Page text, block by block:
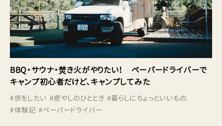
BBQ・サウナ・焚き火がやりたい！ ペーパードライバーで
キャンプ初心者だけど、キャンプしてみた
#旅をしたい #癒やしのひととき #暮らしにちょっといいもの
#体験記 #ペーパードライバー